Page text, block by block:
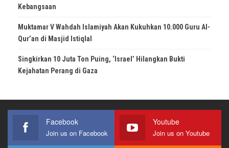
Kebangsaan
Muktamar V Wahdah Islamiyah Akan Kukuhkan 10.000 Guru Al-
Qur’an di Masjid Istiqlal
Singkirkan 10 Juta Ton Puing, ‘Israel’ Hilangkan Bukti
Kejahatan Perang di Gaza
Facebook
Join us on Facebook
Youtube
Join us on Youtube